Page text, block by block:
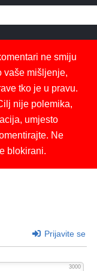
ne smiju
vaše mišljenje,
tko je u pravu.
nije polemika,
umjesto
Ne
blokirani.
Prijavite se
3000